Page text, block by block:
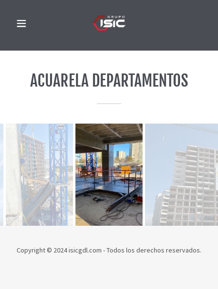
ACUARELA DEPARTAMENTOS
Copyright © 2024 isicgdl.com - Todos los derechos reservados.